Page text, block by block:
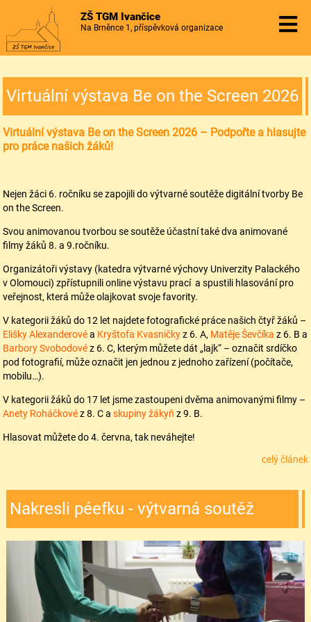
ZŠ TGM Ivančice
Na Brněnce 1, příspěvková organizace
Virtuální výstava Be on the Screen 2026
Virtuální výstava Be on the Screen 2026 – Podpořte a hlasujte
pro práce našich žáků!
Nejen žáci 6. ročníku se zapojili do výtvarné soutěže digitální tvorby Be
on the Screen.
Svou animovanou tvorbou se soutěže účastní také dva animované
filmy žáků 8. a 9.ročníku.
Organizátoři výstavy (katedra výtvarné výchovy Univerzity Palackého
v Olomouci) zpřístupnili online výstavu prací a spustili hlasování pro
veřejnost, která může olajkovat svoje favority.
V kategorii žáků do 12 let najdete fotografické práce našich čtyř žáků –
Elišky Alexanderovéa Kryštofa Kvasničkyz 6. A, Matěje Ševčíka z 6. B a
Barbory Svobodovéz 6. C, kterým můžete dát „lajk“ – označit srdíčko
pod fotografií, může označit jen jednou z jednoho zařízení (počítače,
mobilu…).
V kategorii žáků do 17 let jsme zastoupeni dvěma animovanými filmy –
Anety Roháčkovéz 8. C askupiny žákyň z 9. B.
Hlasovat můžete do 4. června, tak neváhejte!
celý článek
Nakresli péefku - výtvarná soutěž